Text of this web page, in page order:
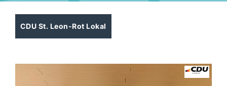
CDU St. Leon-Rot Lokal